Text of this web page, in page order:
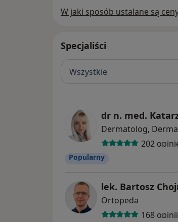
W jaki sposób ustalane są
Specjaliści
Wszystkie
dr n. med.
Dermatolog,
202
Popularny
lek. Bartosz
Ortopeda
168 opinii